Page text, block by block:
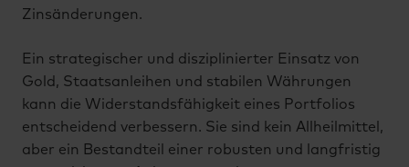
Zinsänderungen.
Ein strategischer und disziplinierter Einsatz von
Gold, Staatsanleihen und stabilen Währungen
kann die Widerstandsfähigkeit eines Portfolios
entscheidend verbessern. Sie sind kein Allheilmittel,
aber ein Bestandteil einer robusten und langfristig